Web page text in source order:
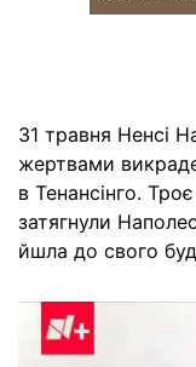
31 травня Ненсі
жертвами
в Тенансінго.
затягнули
йшла до свого